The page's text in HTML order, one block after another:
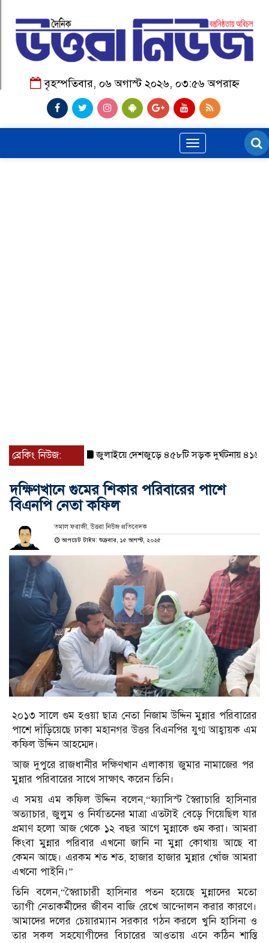
বৃহস্পতিবার, ০৬ অগাস্ট ২০২৬, ০৩:৫৬ অপরাহ্ন
Toggle
navigation
ব্রেকিং নিউজ: জুলাইয়ে দেশজুড়ে ৪৫৮টি সড়ক দুর্ঘটনায় ৪১৬ জন নিহত
দক্ষিণখানে গুমের শিকার পরিবারের পাশে
বিএনপি নেতা কফিল
তমাল ফরাজী, উত্তরা নিউজ প্রতিবেদক
আপডেট টাইম: শুক্রবার, ১৫ আগস্ট, ২০২৫
২০১৩ সালে গুম হওয়া ছাত্র নেতা নিজাম উদ্দিন মুন্নার পরিবারের
পাশে দাঁড়িয়েছে ঢাকা মহানগর উত্তর বিএনপির যুগ্ম আহ্বায়ক এম
কফিল উদ্দিন আহম্মেদ।
আজ দুপুরে রাজধানীর দক্ষিণখান এলাকায় জুমার নামাজের পর
মুন্নার পরিবারের সাথে সাক্ষাৎ করেন তিনি।
এ সময় এম কফিল উদ্দিন বলেন,“ফ্যাসিস্ট স্বৈরাচারি হাসিনার
অত্যাচার, জুলুম ও নির্যাতনের মাত্রা এতটাই বেড়ে গিয়েছিল যার
প্রমাণ হলো আজ থেকে ১২ বছর আগে মুন্নাকে গুম করা। আমরা
কিংবা মুন্নার পরিবার এখনো জানি না মুন্না কোথায় আছে বা
কেমন আছে। এরকম শত শত, হাজার হাজার মুন্নার খোঁজ আমরা
এখনো পাইনি।”
তিনি বলেন,“স্বৈরাচারী হাসিনার পতন হয়েছে মুন্নাদের মতো
ত্যাগী নেতাকর্মীদের জীবন বাজি রেখে আন্দোলন করার কারণে।
আমাদের দলের চেয়ারম্যান সরকার গঠন করলে খুনি হাসিনা ও
তার সকল সহযোগীদের বিচারের আওতায় এনে কঠিন শাস্তি